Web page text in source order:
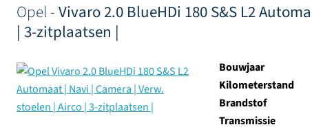
Opel -Vivaro 2.0 BlueHDi 180 S&S L2
| 3-zitplaatsen |
Bouwjaar
Kilometerstand
Brandstof
Transmissie